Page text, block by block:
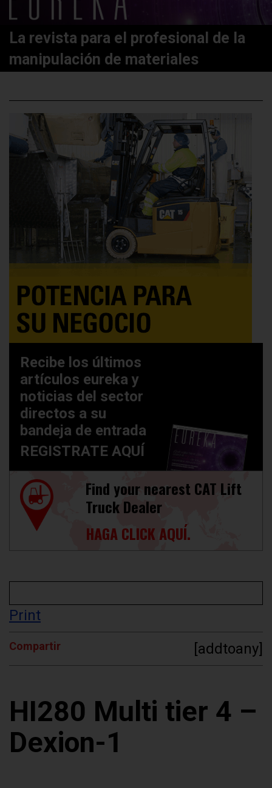
La revista para el profesional de la
manipulación de materiales
Recibe los últimos
artículos eureka y
noticias del sector
directos a su
bandeja de entrada
REGISTRATE AQUÍ
Find your nearest CAT Lift
Truck Dealer
HAGA CLICK AQUÍ.
Print
Compartir [addtoany]
HI280 Multi tier 4 –
Dexion-1